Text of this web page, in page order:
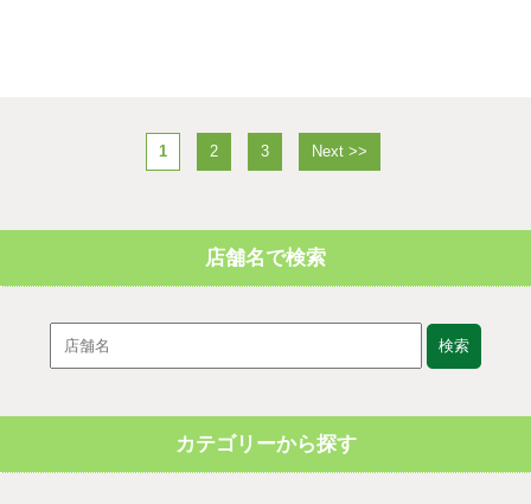
1 2 3 Next >>
店舗名で検索
検索
カテゴリーから探す